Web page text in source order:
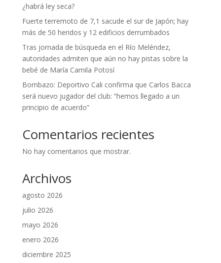
¿habrá ley seca?
Fuerte terremoto de 7,1 sacude el sur de Japón; hay
más de 50 heridos y 12 edificios derrumbados
Tras jornada de búsqueda en el Río Meléndez,
autoridades admiten que aún no hay pistas sobre la
bebé de María Camila Potosí
Bombazo: Deportivo Cali confirma que Carlos Bacca
será nuevo jugador del club: “hemos llegado a un
principio de acuerdo”
Comentarios recientes
No hay comentarios que mostrar.
Archivos
agosto 2026
julio 2026
mayo 2026
enero 2026
diciembre 2025